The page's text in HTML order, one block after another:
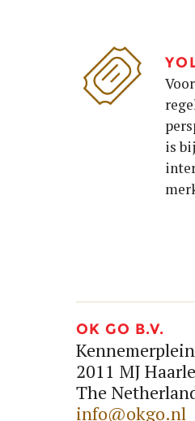
is
OK GO B.V.
2011 MJ
The
info@okgo.nl